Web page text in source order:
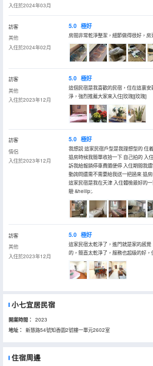
入住於2024年03月
訪客
其他
入住於2024年02月
5.0 極好
房間非常乾淨整潔，細節做得很好，
訪客
其他
入住於2023年12月
5.0 極好
這個民宿是我喜歡的民宿，住在這裏
淨，強烈推薦大家來入住[玫瑰][玫瑰]
訪客
情侶
入住於2023年12月
5.0 極好
我想説 這家民宿戶型是我理想型的 住
退房時候我簡單收拾一下 自己拍的 入
訴我給報銷停車費隨便停 入住期間我
動詢問還需不需要給我送一把過來 退
這家民宿是我在天津 入住體檢最好的
驗 &hellip;.
訪客
其他
入住於2023年12月
5.0 極好
這家民宿太乾淨了，進門就是家的感
的，簡直太乾淨了，服務也超級的好，
小七宜居民宿
開業時間： 2023
地址： 新慧路54號知香園2號樓一單元2602室
住宿周邊